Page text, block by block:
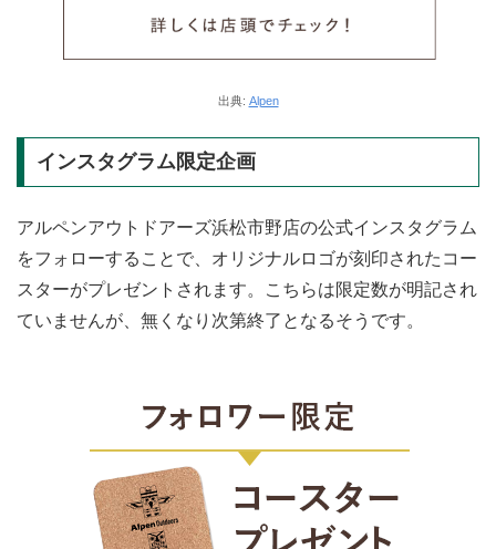
出典: Alpen
インスタグラム限定企画
アルペンアウトドアーズ浜松市野店の公式インスタグラム
をフォローすることで、オリジナルロゴが刻印されたコー
スターがプレゼントされます。こちらは限定数が明記され
ていませんが、無くなり次第終了となるそうです。